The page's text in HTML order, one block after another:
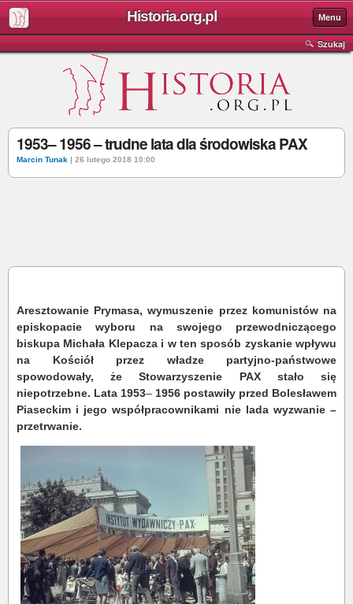
Historia.org.pl Menu
Szukaj
1953– 1956 – trudne lata dla środowiska PAX
Marcin Tunak | 26 lutego 2018 10:00
Aresztowanie Prymasa, wymuszenie przez komunistów na
episkopacie wyboru na swojego przewodniczącego
biskupa Michała Klepacza i w ten sposób zyskanie wpływu
na Kościół przez władze partyjno-państwowe
spowodowały, że Stowarzyszenie PAX stało się
niepotrzebne. Lata 1953– 1956 postawiły przed Bolesławem
Piaseckim i jego współpracownikami nie lada wyzwanie –
przetrwanie.